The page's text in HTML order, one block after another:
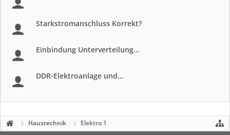
Starkstromanschluss Korrekt?
Einbindung Unterverteilung...
DDR-Elektroanlage und...
Haustechnik Elektro 1